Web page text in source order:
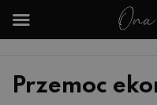
Przemoc